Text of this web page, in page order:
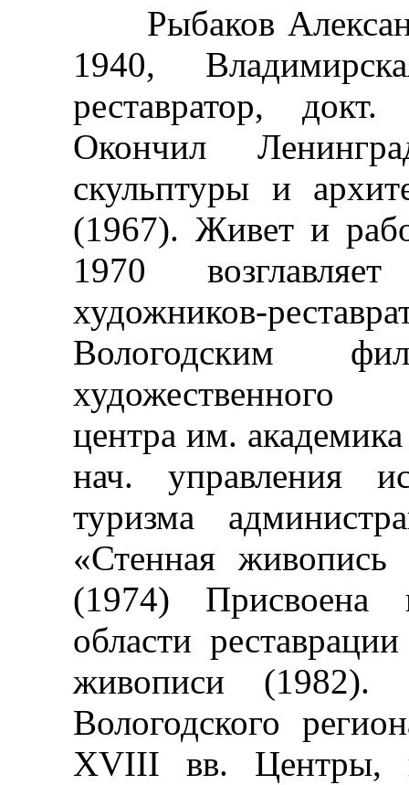
Рыбаков
1940,
реставратор, докт.
Окончил
скульптуры и
(1967). Живет и
1970
художников-
Вологодским
художественного
центра им.
нач. управления
туризма
«Стенная
(1974) Присвоена
области
живописи (1982).
Вологодского
XVIII вв. Центры,